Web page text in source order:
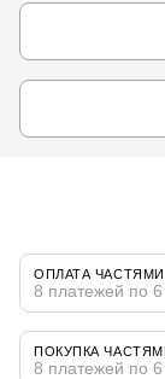
ОПЛАТА ЧАСТЯМИ
8 платежей по
ПОКУПКА
8 платежей по